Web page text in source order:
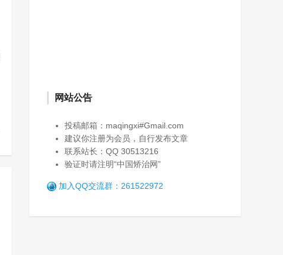
网站公告
投稿邮箱：maqingxi#Gmail.com
建议你注册为会员，自行发布文章
联系站长：QQ 30513216
验证时请注明“中国矫治网”
加入QQ交流群：261522972